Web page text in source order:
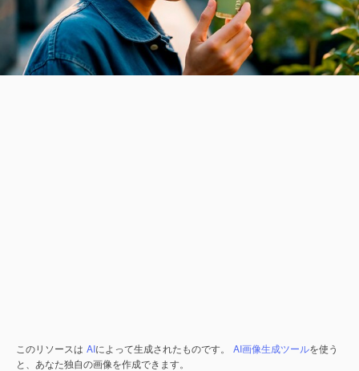
このリソースは AIによって生成されたものです。 AI画像生成ツールを使う
と、あなた独自の画像を作成できます。